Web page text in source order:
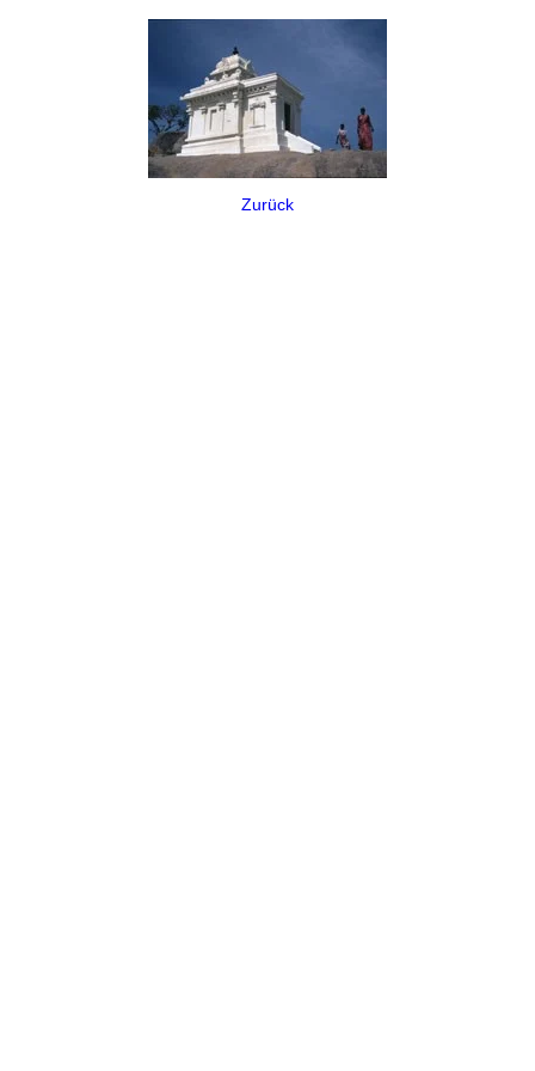
Zurück